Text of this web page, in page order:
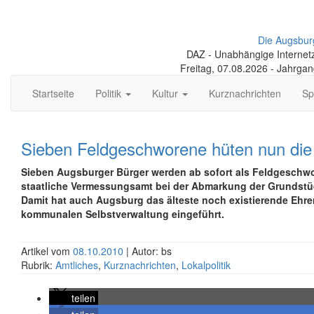
Die
DAZ - Unabhängige
Freitag, 07.08.2026 -
Startseite
Politik Kultur Kurznachrichten
Sieben Feldgeschworene hüten nun
Sieben Augsburger Bürger werden ab sofort als
staatliche Vermessungsamt bei der Abmarkung der
Damit hat auch Augsburg das älteste noch existierende
kommunalen Selbstverwaltung eingeführt.
Artikel vom 08.10.2010 | Autor: bs
Rubrik: Amtliches, Kurznachrichten, Lokalpolitik
teilen